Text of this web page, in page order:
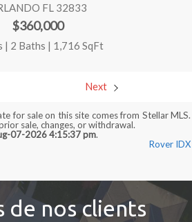
FL 32833
$360,000
| 2 Baths | 1,716 SqFt
Next
for sale on this site comes from Stellar MLS.
sale, changes, or withdrawal.
07-2026 4:15:37 pm.
Rover IDX
de nos clients